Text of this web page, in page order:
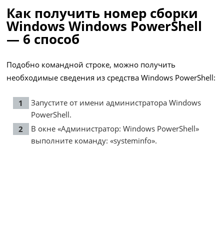
Как получить номер сборки
Windows Windows PowerShell
— 6 способ
Подобно командной строке, можно получить
необходимые сведения из средства Windows PowerShell:
Запустите от имени администратора Windows
PowerShell.
В окне «Администратор: Windows PowerShell»
выполните команду: «systeminfo».